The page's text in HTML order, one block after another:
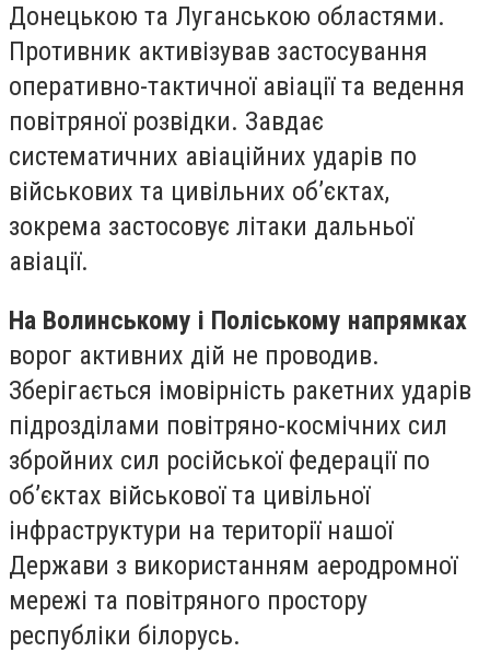
Донецькою та Луганською областями.
Противник активізував застосування
оперативно-тактичної авіації та ведення
повітряної розвідки. Завдає
систематичних авіаційних ударів по
військових та цивільних об’єктах,
зокрема застосовує літаки дальньої
авіації.
На Волинському і Поліському напрямках
ворог активних дій не проводив.
Зберігається імовірність ракетних ударів
підрозділами повітряно-космічних сил
збройних сил російської федерації по
об’єктах військової та цивільної
інфраструктури на території нашої
Держави з використанням аеродромної
мережі та повітряного простору
республіки білорусь.